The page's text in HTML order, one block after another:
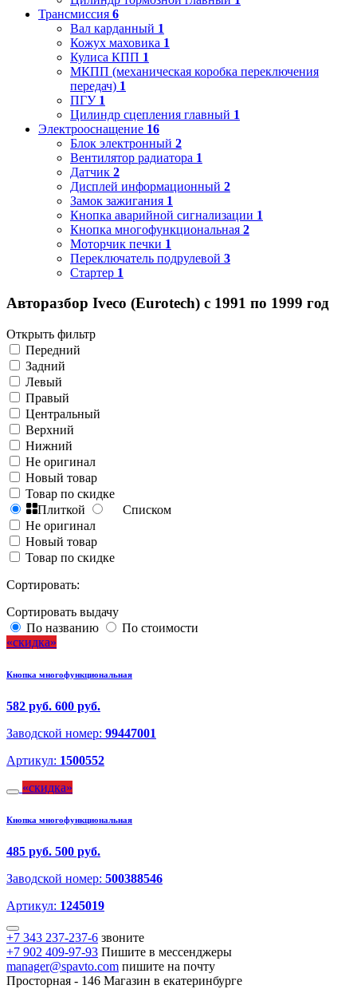
Трансмиссия 6
Вал карданный 1
Кожух маховика 1
Кулиса КПП 1
МКПП (механическая коробка переключения
передач) 1
ПГУ 1
Цилиндр сцепления главный 1
Электрооснащение 16
Блок электронный 2
Вентилятор радиатора 1
Датчик 2
Дисплей информационный 2
Замок зажигания 1
Кнопка аварийной сигнализации 1
Кнопка многофункциональная 2
Моторчик печки 1
Переключатель подрулевой 3
Стартер 1
Авторазбор Iveco (Eurotech) с 1991 по 1999 год
Открыть фильтр
Передний
Задний
Левый
Правый
Центральный
Верхний
Нижний
Не оригинал
Новый товар
Товар по скидке
Плиткой
Списком
Не оригинал
Новый товар
Товар по скидке
Сортировать:
Сортировать выдачу
По названию
По стоимости
скидка
Кнопка многофункциональная
582 руб. 600 руб.
Заводской номер: 99447001
Артикул: 1500552
скидка
Кнопка многофункциональная
485 руб. 500 руб.
Заводской номер: 500388546
Артикул: 1245019
+7 343 237-237-6 звоните
+7 902 409-97-93 Пишите в мессенджеры
manager@spavto.com пишите на почту
Просторная - 146 Магазин в екатеринбурге